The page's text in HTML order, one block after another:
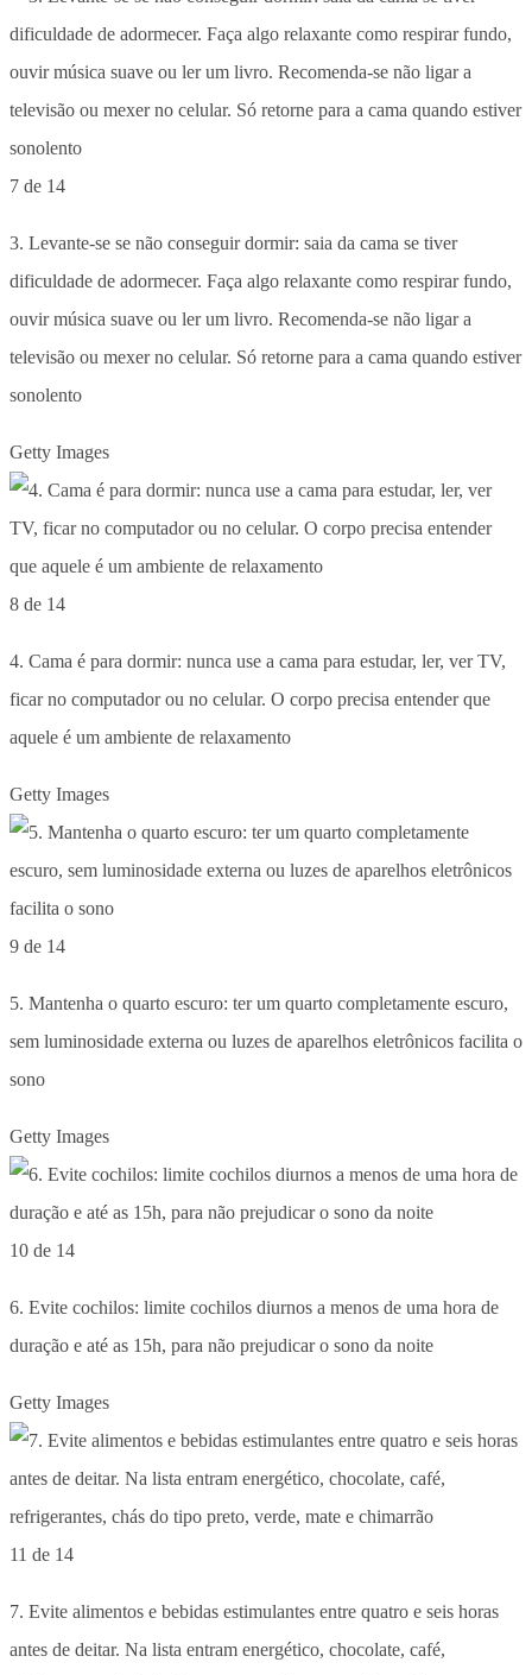
7 de 14
3. Levante-se se não conseguir dormir: saia da cama se tiver
dificuldade de adormecer. Faça algo relaxante como respirar fundo,
ouvir música suave ou ler um livro. Recomenda-se não ligar a
televisão ou mexer no celular. Só retorne para a cama quando estiver
sonolento
Getty Images
8 de 14
4. Cama é para dormir: nunca use a cama para estudar, ler, ver TV,
ficar no computador ou no celular. O corpo precisa entender que
aquele é um ambiente de relaxamento
Getty Images
9 de 14
5. Mantenha o quarto escuro: ter um quarto completamente escuro,
sem luminosidade externa ou luzes de aparelhos eletrônicos facilita o
sono
Getty Images
10 de 14
6. Evite cochilos: limite cochilos diurnos a menos de uma hora de
duração e até as 15h, para não prejudicar o sono da noite
Getty Images
11 de 14
7. Evite alimentos e bebidas estimulantes entre quatro e seis horas
antes de deitar. Na lista entram energético, chocolate, café,